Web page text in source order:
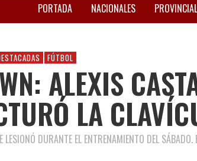
PORTADA NACIONALES
FÚTBOL
ALEXIS
LA
LESIONÓ DURANTE EL ENTRENAMIENTO DEL